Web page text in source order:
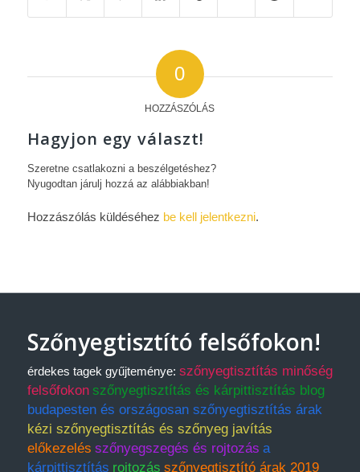
0
HOZZÁSZÓLÁS
Hagyjon egy választ!
Szeretne csatlakozni a beszélgetéshez?
Nyugodtan járulj hozzá az alábbiakban!
Hozzászólás küldéséhez be kell jelentkezni.
Szőnyegtisztító felsőfokon!
érdekes tagek gyűjteménye: szőnyegtisztítás minőség
felsőfokon szőnyegtisztítás és kárpittisztítás blog
budapesten és országosan szőnyegtisztítás árak
kézi szőnyegtisztítás és szőnyeg javítás
előkezelés szőnyegszegés és rojtozás a
kárpittisztítás rojtozás szőnyegtisztító árak 2019